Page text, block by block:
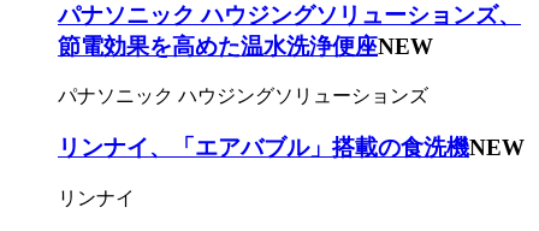
パナソニック ハウジングソリューションズ、
節電効果を高めた温水洗浄便座NEW
パナソニック ハウジングソリューションズ
リンナイ、「エアバブル」搭載の食洗機NEW
リンナイ